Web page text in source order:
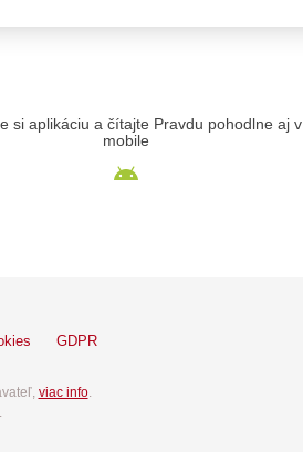
si aplikáciu a čítajte Pravdu pohodlne aj v
mobile
GDPR
viac info.